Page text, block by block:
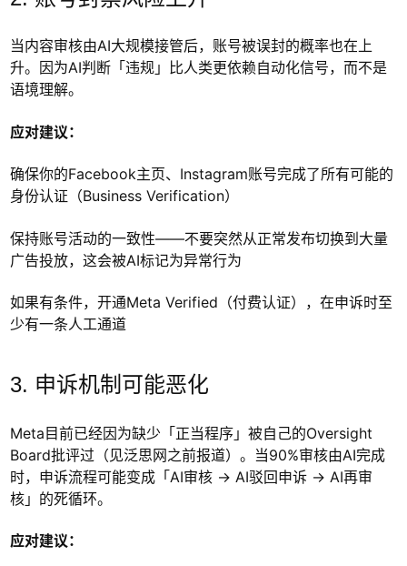
当内容审核由AI大规模接管后，账号被误封的概率也在上
升。因为AI判断「违规」比人类更依赖自动化信号，而不是
语境理解。
应对建议：
确保你的Facebook主页、Instagram账号完成了所有可能的
身份认证（Business Verification）
保持账号活动的一致性——不要突然从正常发布切换到大量
广告投放，这会被AI标记为异常行为
如果有条件，开通Meta Verified（付费认证），在申诉时至
少有一条人工通道
3. 申诉机制可能恶化
Meta目前已经因为缺少「正当程序」被自己的Oversight
Board批评过（见泛思网之前报道）。当90%审核由AI完成
时，申诉流程可能变成「AI审核 → AI驳回申诉 → AI再审
核」的死循环。
应对建议：